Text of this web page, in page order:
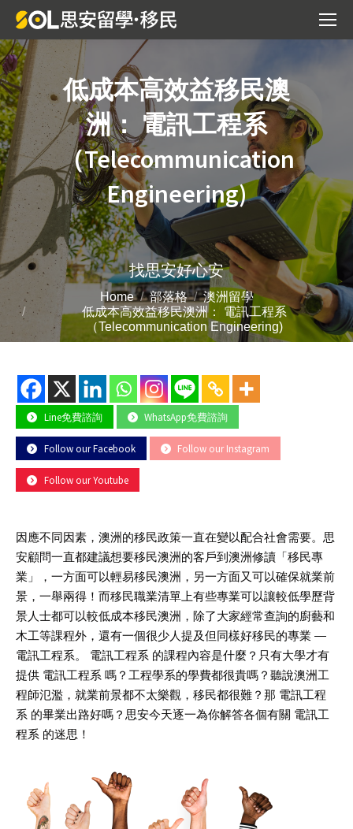
低成本高效益移民澳
洲： 電訊工程系
（Telecommunication
Engineering)
找思安好心安
You are here:
Home 部落格
澳洲留學
低成本高效益移民澳洲： 電訊工程系
（Telecommunication Engineering)
Line免費諮詢 WhatsApp免費諮詢
Follow our Facebook Follow our Instagram
Follow our Youtube
因應不同因素，澳洲的移民政策一直在變以配合社會需要。思
安顧問一直都建議想要移民澳洲的客戶到澳洲修讀「移民專
業」，一方面可以輕易移民澳洲，另一方面又可以確保就業前
景，一舉兩得！而移民職業清單上有些專業可以讓較低學歷背
景人士都可以較低成本移民澳洲，除了大家經常查詢的廚藝和
木工等課程外，還有一個很少人提及但同樣好移民的專業 —
電訊工程系。 電訊工程系 的課程內容是什麼？只有大學才有
提供 電訊工程系 嗎？工程學系的學費都很貴嗎？聽說澳洲工
程師氾濫，就業前景都不太樂觀，移民都很難？那 電訊工程
系 的畢業出路好嗎？思安今天逐一為你解答各個有關 電訊工
程系 的迷思！